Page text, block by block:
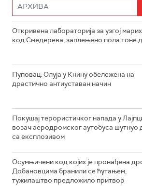
Откривена лабораторија за узгој
код Смедерева, заплењено пола тоне
Пуповац: Олуја у Книну обележена на
драстично антиуставан начин
Покушај терористичког напада у
возач аеродромског аутобуса шутнуо
са експлозивом
Осумњичени код којих је пронађена
Добановцима бранили се ћутањем,
тужилаштво предложило притвор